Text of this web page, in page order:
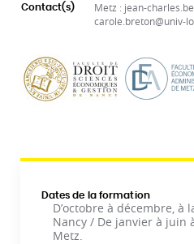
Contact(s)
Metz : jean-
carole.breton@univ-
Dates de la formation
D’octobre à décembre,
Nancy / De janvier à juin
Metz.